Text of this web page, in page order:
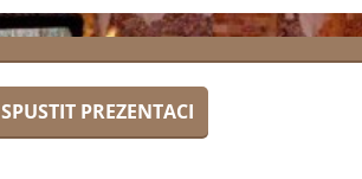
SPUSTIT PREZENTACI